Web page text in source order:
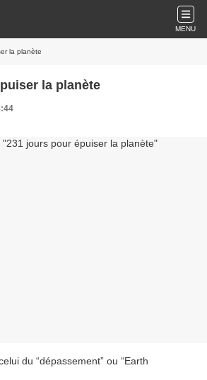
MENU
la planète
la planète
du “dépassement” ou “Earth